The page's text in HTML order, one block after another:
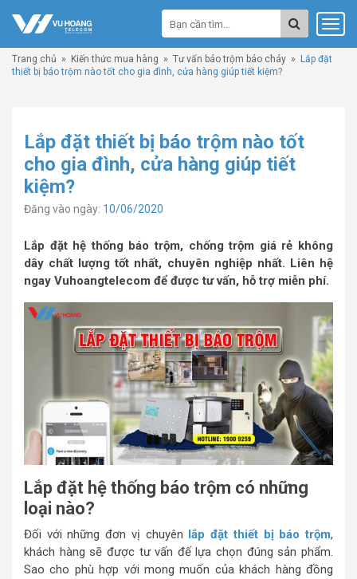
Trang chủ » Kiến thức mua hàng » Tư vấn báo trộm báo cháy »
Lắp đặt
thiết bị báo trộm nào tốt cho gia đình, cửa hàng giúp tiết kiệm?
Lắp đặt thiết bị báo trộm nào tốt
cho gia đình, cửa hàng giúp tiết
kiệm?
Đăng vào ngày: 10/06/2020
Lắp đặt hệ thống báo trộm, chống trộm giá rẻ không
dây chất lượng tốt nhất, chuyên nghiệp nhất. Liên hệ
ngay Vuhoangtelecom để được tư vấn, hỗ trợ miễn phí.
Lắp đặt hệ thống báo trộm có những
loại nào?
Đối với những đơn vị chuyên lắp đặt thiết bị báo trộm,
khách hàng sẽ được tư vấn đế lựa chọn đúng sản phẩm.
Sao cho phù hợp với mong muốn của khách hàng đồng